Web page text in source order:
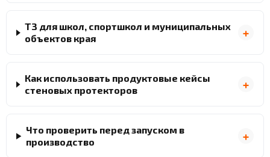
ТЗ для школ, спортшкол и муниципальных
объектов края
Как использовать продуктовые кейсы
стеновых протекторов
Что проверить перед запуском в
производство